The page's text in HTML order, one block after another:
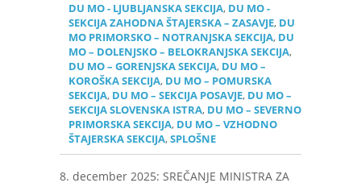
DU MO - LJUBLJANSKA SEKCIJA, DU MO -
SEKCIJA ZAHODNA ŠTAJERSKA – ZASAVJE, DU
MO PRIMORSKO – NOTRANJSKA SEKCIJA, DU
MO – DOLENJSKO – BELOKRANJSKA SEKCIJA,
DU MO – GORENJSKA SEKCIJA, DU MO –
KOROŠKA SEKCIJA, DU MO – POMURSKA
SEKCIJA, DU MO – SEKCIJA POSAVJE, DU MO –
SEKCIJA SLOVENSKA ISTRA, DU MO – SEVERNO
PRIMORSKA SEKCIJA, DU MO – VZHODNO
ŠTAJERSKA SEKCIJA,SPLOŠNE
8. december 2025: SREČANJE MINISTRA ZA